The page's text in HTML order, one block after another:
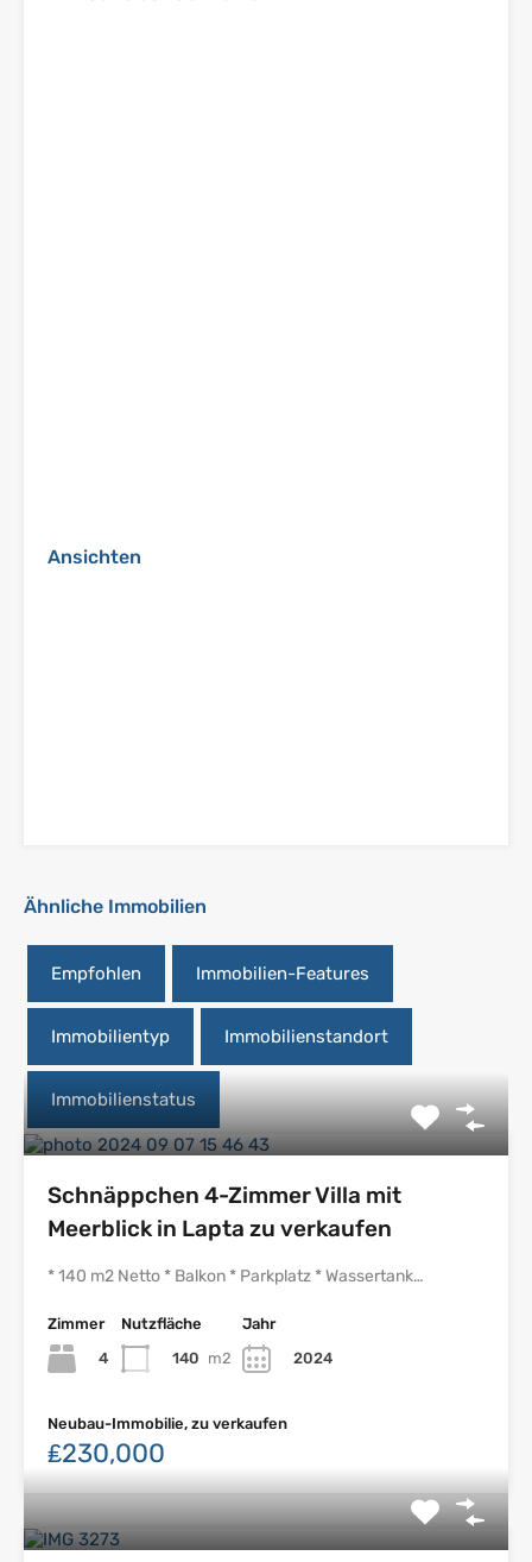
Ansichten
Ähnliche Immobilien
Empfohlen Immobilien-Features
Immobilientyp Immobilienstandort
Immobilienstatus
Schnäppchen 4-Zimmer Villa mit
Meerblick in Lapta zu verkaufen
* 140 m2 Netto * Balkon * Parkplatz * Wassertank…
Zimmer
4
Nutzfläche
140 m2
Jahr
2024
Neubau-Immobilie, zu verkaufen
₤230,000